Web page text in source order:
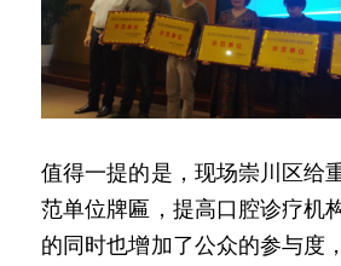
值得一提的是，现场崇川区给
范单位牌匾，提高口腔诊疗机
的同时也增加了公众的参与度